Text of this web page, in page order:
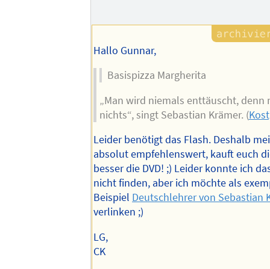
Autors
Hallo Gunnar,
Basispizza Margherita
„Man wird niemals enttäuscht, denn
nichts“, singt Sebastian Krämer. (
Leider benötigt das Flash. Deshalb
absolut empfehlenswert, kauft euch
besser die DVD! ;) Leider konnte ich
nicht finden, aber ich möchte als
Beispiel Deutschlehrer von Sebastian
verlinken ;)
LG,
CK